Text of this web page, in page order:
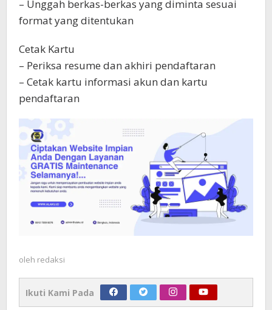
– Unggah berkas-berkas yang diminta sesuai
format yang ditentukan
Cetak Kartu
– Periksa resume dan akhiri pendaftaran
– Cetak kartu informasi akun dan kartu
pendaftaran
oleh redaksi
Ikuti Kami Pada